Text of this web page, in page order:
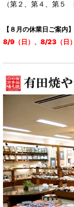
（第２、第４、第５
【８月の休業日ご案内】
8/9（日）、8/23（日